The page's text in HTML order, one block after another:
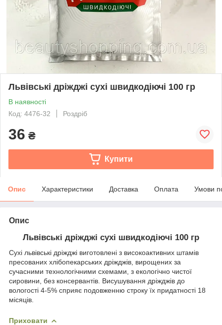
Львівські дріжджі сухі швидкодіючі 100 гр
В наявності
Код: 4476-32
Роздріб
36 ₴
Купити
Опис Характеристики Доставка Оплата Умови
Опис
Львівські дріжджі сухі швидкодіючі 100 гр
Сухі львівські дріжджі виготовлені з високоактивних штамів
пресованих хлібопекарських дріжджів, вирощених за
сучасними технологічними схемами, з екологічно чистої
сировини, без консервантів. Висушування дріжджів до
вологості 4-5% сприяє подовженню строку їх придатності 18
місяців.
Приховати